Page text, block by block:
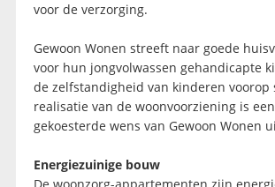
voor de verzorging.
Gewoon Wonen streeft naar goede
voor hun jongvolwassen gehandicapte
de zelfstandigheid van kinderen voorop
realisatie van de woonvoorziening is
gekoesterde wens van Gewoon Wonen
Energiezuinige bouw